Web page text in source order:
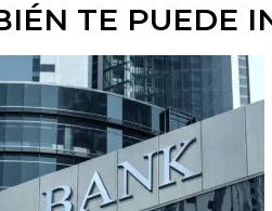
TE PUEDE